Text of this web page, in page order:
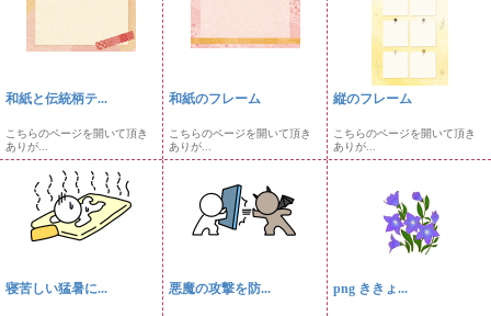
和紙と伝統柄テ...
こちらのページを開いて頂き
ありが...
和紙のフレーム
こちらのページを開いて頂き
ありが...
縦のフレーム
こちらのページを開いて頂き
ありが...
寝苦しい猛暑に... 悪魔の攻撃を防... png ききょ...